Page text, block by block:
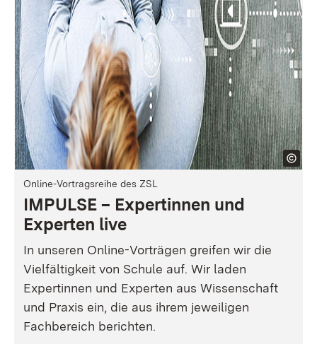
Online-Vortragsreihe des ZSL
IMPULSE – Expertinnen und
Experten live
In unseren Online-Vorträgen greifen wir die
Vielfältigkeit von Schule auf. Wir laden
Expertinnen und Experten aus Wissenschaft
und Praxis ein, die aus ihrem jeweiligen
Fachbereich berichten.